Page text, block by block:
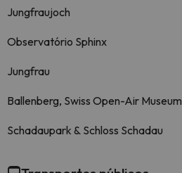
Jungfraujoch
Observatório Sphinx
Jungfrau
Ballenberg, Swiss Open-Air Museum
Schadaupark & Schloss Schadau